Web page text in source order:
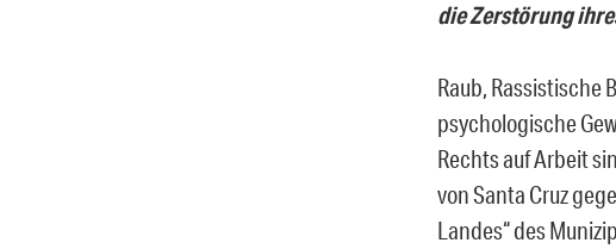
die Zerstörung
Raub,
psychologische
Rechts auf Arbeit
von Santa Cruz
Landes“ des